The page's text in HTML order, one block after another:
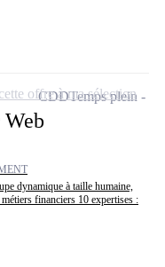
dynamique à taille humaine,
financiers 10 expertises :
CDDTemps plein
offre à ma sélection